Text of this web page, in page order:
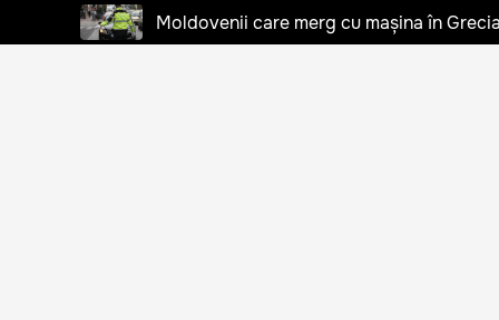
Moldovenii care merg cu mașina în